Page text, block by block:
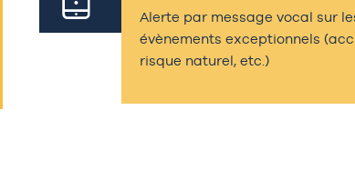
Alerte par message vocal sur
évènements exceptionnels
risque naturel, etc.)